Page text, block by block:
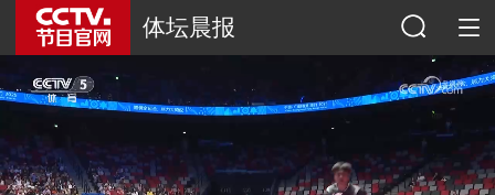
体坛晨报